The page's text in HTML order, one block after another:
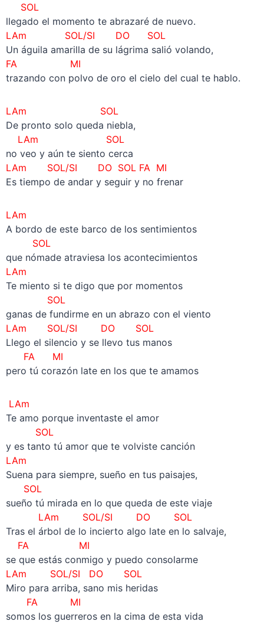
SOL
llegado el momento te abrazaré de nuevo.
LAm SOL/SI DO SOL
Un águila amarilla de su lágrima salió volando,
FA MI
trazando con polvo de oro el cielo del cual te hablo.
LAm SOL
De pronto solo queda niebla,
LAm SOL
no veo y aún te siento cerca
LAm SOL/SI DO SOL FA MI
Es tiempo de andar y seguir y no frenar
LAm
A bordo de este barco de los sentimientos
SOL
que nómade atraviesa los acontecimientos
LAm
Te miento si te digo que por momentos
SOL
ganas de fundirme en un abrazo con el viento
LAm SOL/SI DO SOL
Llego el silencio y se llevo tus manos
FA MI
pero tú corazón late en los que te amamos
LAm
Te amo porque inventaste el amor
SOL
y es tanto tú amor que te volviste canción
LAm
Suena para siempre, sueño en tus paisajes,
SOL
sueño tú mirada en lo que queda de este viaje
LAm SOL/SI DO SOL
Tras el árbol de lo incierto algo late en lo salvaje,
FA MI
se que estás conmigo y puedo consolarme
LAm SOL/SI DO SOL
Miro para arriba, sano mis heridas
FA MI
somos los guerreros en la cima de esta vida